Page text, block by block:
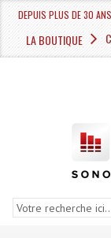
DEPUIS PLUS DE 30
LA BOUTIQUE